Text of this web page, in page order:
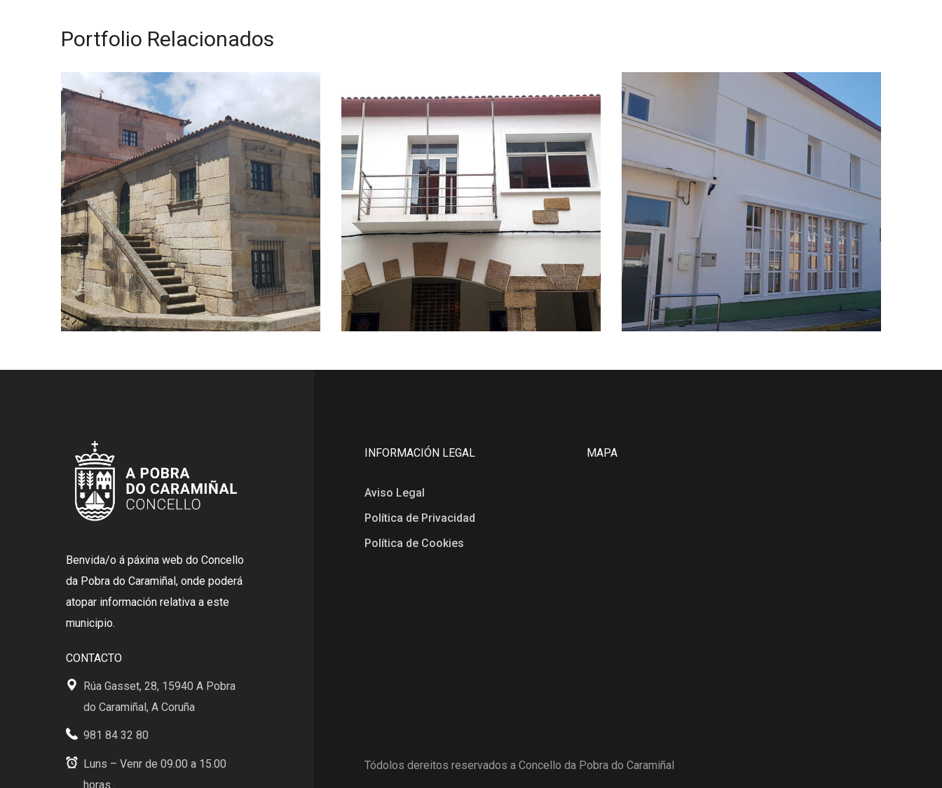
Portfolio Relacionados
Benvida/o á páxina web do Concello
da Pobra do Caramiñal, onde poderá
atopar información relativa a este
municipio.
CONTACTO
Rúa Gasset, 28, 15940 A Pobra
do Caramiñal, A Coruña
981 84 32 80
Luns – Venr de 09.00 a 15.00
horas .
INFORMACIÓN LEGAL
Aviso Legal
Política de Privacidad
Política de Cookies
MAPA
Tódolos dereitos reservados a Concello da Pobra do Caramiñal